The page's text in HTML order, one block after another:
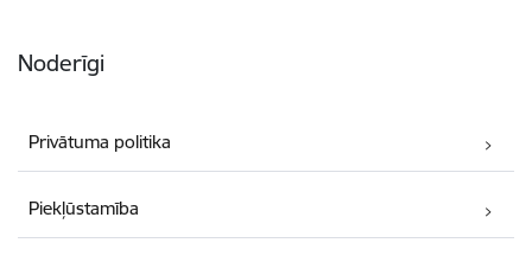
Noderīgi
Privātuma politika
Piekļūstamība